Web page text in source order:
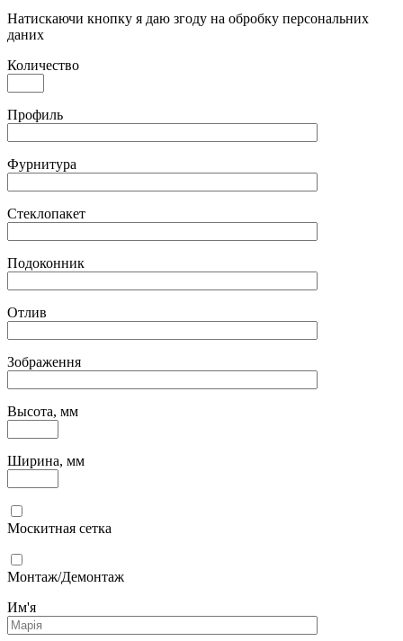
Натискаючи кнопку я даю згоду на обробку персональних
даних
Количество
Профиль
Фурнитура
Стеклопакет
Подоконник
Отлив
Зображення
Высота, мм
Ширина, мм
Москитная сетка
Монтаж/Демонтаж
Им'я